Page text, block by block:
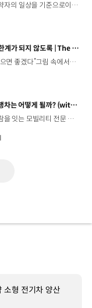
기아 PV5 WAV는 교통약자의 일상을 기준으로이동 과정을 다시 설계했습니다. 탑승자의 목적에 맞게 확장되는 모빌리티, PV5 WAV 개발 스토리를 영상으로 확인해 보세요. #현대자동차그룹 #TheMovingRoom #기아 #PV5 #PV5WAV #PBV #목적기반모빌리티
이동의 제약이 세상의 한계가 되지 않도록 | The Moving Room
“이 방이 통째로 움직였으면 좋겠다”그림 속에서만 그리던 여행이 현실이 되기까지 기아 PV5 WAV는 필요한 의료 장비를 싣고가족과 한 공간에서 함께 떠날 수 있도록이동의 경험을 다시 설계했습니다. 같은 풍경을 보고, 같은 순간을 나누는 일현대자동차그룹은 모두를 위한 이동을 만들어갑니다. #현대자동차그룹 #TheMovingRoom #PV5 #기아 #목적기반모빌리티 #PV5WAV #PBV
GPS가 멈추면 자율주행차는 어떻게 될까? (with 우주먼지, 항성) | 현대진행형 팟캐스트 EP. 19
세상을 바꿀 기술과 사람을 잇는 모빌리티 전문 팟캐스트, 현대진행형. 🔊 과학커뮤니케이터 이독실, 여도은 앵커,그리고 새로운 얼굴, 천문학자 우주먼지, 과학 커뮤니케이터 항성과 함께 돌아왔습니다. 열아홉 번째 에피소드에서는 우리에게 익숙한 GPS를 주제로내비게이션이 내 위치를 파악하는 기본 원리부터터널과 도심에서 GPS 정보에 오차가 발생하는 이유,그리고 자율주행 기술과 어떤 방식으로 연결되는지 살펴봅니다. 하늘의 별을 보고 길을 찾던 시대에서오늘날 GPS가 모빌리티를 움직이게 되기까지의 이야기.현대진행형 19편에서 확인해 보세요. 현대진행형 팟빵 ▶현대진행형 애플 팟캐스트 ▶현대진행형 스포티파이 ▶ 00:00 하이라이트00:24 인트로 / 자기소개02:25 별을 보며 길을 찾던 시대03:55 GPS가 내 위치를 찾는 원리05:39 내비게이션은 왜 가끔 엉뚱한 길로 갈까?08:56 어느 날 GPS가 일제히 멈춘다면?09:39 GPS가 멈추면 자율주행차는 어떻게 될까11:21 더 안전하게 길을 읽는 센서퓨전 기술12:30 자율주행 시대, 도로도 함께 진화해야 한다15:51 길을 잘 찾는 자율주행, '촉'이 생길 수 있을까?19:10 GPS가 어려워하는 '높이'를 예측하려면20:42 자율주행 시대의 고정밀 지도, 솔맵23:38 내비게이션 길 찾기 알고리즘과 새로운 기능들26:11 별자리를 찾아주는 선루프? 천문학자가 미래 자동차에 바라는 것28:30 이동 경험을 확장하는 미래 모빌리티의 역할 *본 영상에 포함된 참여자의 의견은 현대자동차그룹의 공식 입장과 다를 수 있습니다. #현대자동차그룹 #현대진행형 #모빌리티팟캐스트 #GPS #인공위성 #자율주행 #센서퓨전 #모빌리티 #팟캐스트